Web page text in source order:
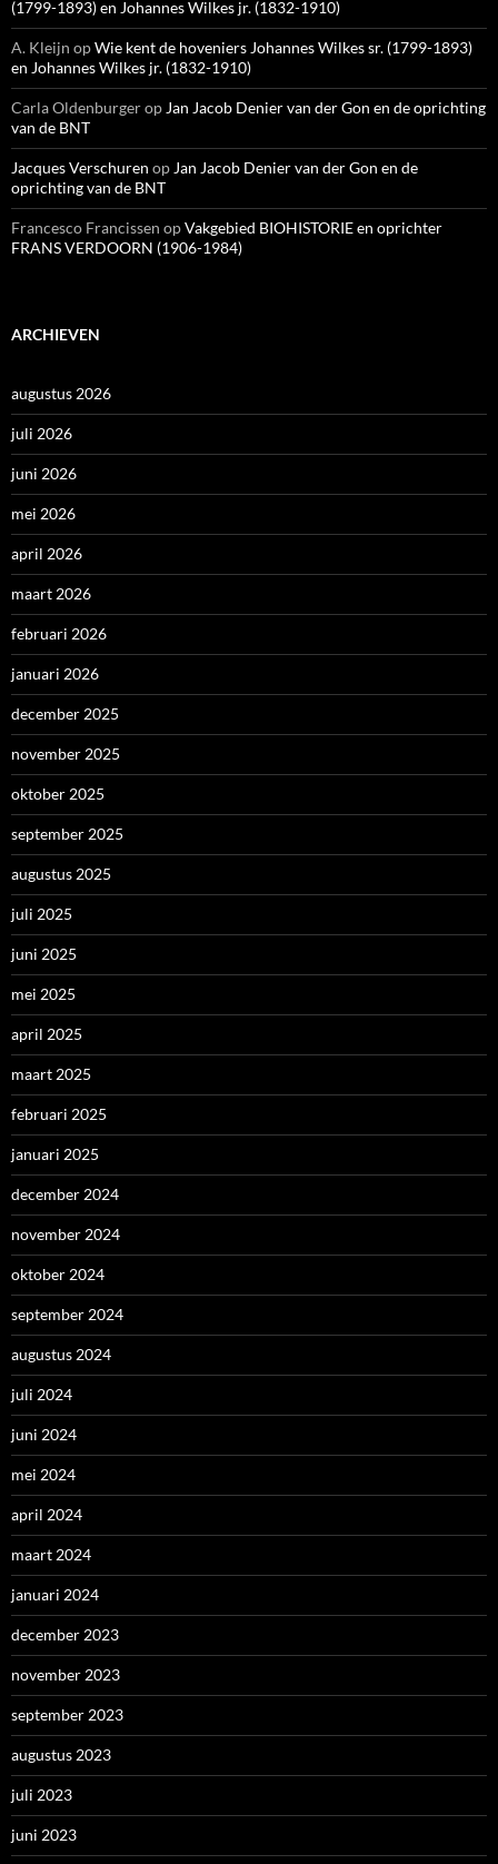
(1799-1893) en Johannes Wilkes jr. (1832-1910)
A. Kleijn opWie kent de hoveniers Johannes Wilkes sr. (1799-1893)
en Johannes Wilkes jr. (1832-1910)
Carla Oldenburgerop Jan Jacob Denier van der Gon en de oprichting
van de BNT
Jacques Verschuren op Jan Jacob Denier van der Gon en de
oprichting van de BNT
Francesco Francissen opVakgebied BIOHISTORIE en oprichter
FRANS VERDOORN (1906-1984)
ARCHIEVEN
augustus 2026
juli 2026
juni 2026
mei 2026
april 2026
maart 2026
februari 2026
januari 2026
december 2025
november 2025
oktober 2025
september 2025
augustus 2025
juli 2025
juni 2025
mei 2025
april 2025
maart 2025
februari 2025
januari 2025
december 2024
november 2024
oktober 2024
september 2024
augustus 2024
juli 2024
juni 2024
mei 2024
april 2024
maart 2024
januari 2024
december 2023
november 2023
september 2023
augustus 2023
juli 2023
juni 2023